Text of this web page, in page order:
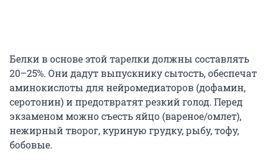
Белки в основе этой тарелки должны составлять
20–25%. Они дадут выпускнику сытость, обеспечат
аминокислоты для нейромедиаторов (дофамин,
серотонин) и предотвратят резкий голод. Перед
экзаменом можно съесть яйцо (вареное/омлет),
нежирный творог, куриную грудку, рыбу, тофу,
бобовые.